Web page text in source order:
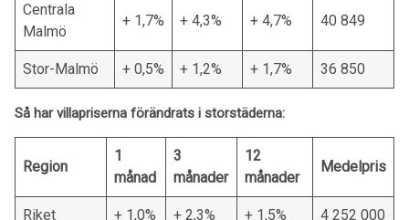
Centrala
Malmö
+ 1,7% + 4,3% + 4,7% 40 849
Stor-Malmö + 0,5% + 1,2% + 1,7% 36 850
Så har villapriserna förändrats i storstäderna:
Region
1
månad
3
månader
12
månader
Medelpris
Riket + 1,0% + 2,3% + 1,5% 4 252 000